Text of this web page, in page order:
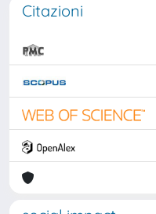
Citazioni